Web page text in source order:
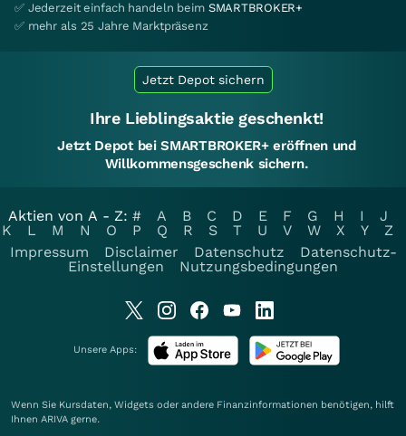
✅ Jederzeit einfach handeln beim SMARTBROKER+
✅ mehr als 25 Jahre Marktpräsenz
Jetzt Depot sichern
Ihre Lieblingsaktie geschenkt!
Jetzt Depot bei SMARTBROKER+ eröffnen und
Willkommensgeschenk sichern.
Aktien von A - Z: # A B C D E F G H I
J
K
L M N O P Q R S T U V W X Y
Z
Impressum
Disclaimer Datenschutz
Datenschutz-
Einstellungen
Nutzungsbedingungen
Unsere Apps:
Wenn Sie Kursdaten, Widgets oder andere Finanzinformationen benötigen, hilft
Ihnen ARIVA gerne.